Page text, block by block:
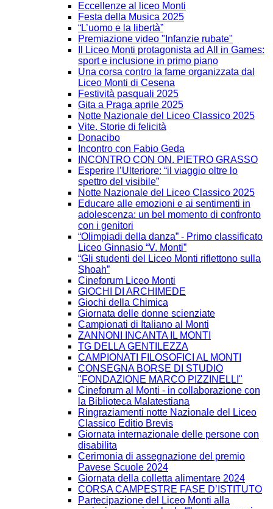
Eccellenze al liceo Monti
Festa della Musica 2025
“L’uomo e la libertà”
Premiazione video "Infanzie rubate"
Il Liceo Monti protagonista ad All in Games:
sport e inclusione in primo piano
Una corsa contro la fame organizzata dal
Liceo Monti di Cesena
Festività pasquali 2025
Gita a Praga aprile 2025
Notte Nazionale del Liceo Classico 2025
Vite. Storie di felicità
Donacibo
Incontro con Fabio Geda
INCONTRO CON ON. PIETRO GRASSO
Esperire l’Ulteriore: “il viaggio oltre lo
spettro del visibile”
Notte Nazionale del Liceo Classico 2025
Educare alle emozioni e ai sentimenti in
adolescenza: un bel momento di confronto
con i genitori
“Olimpiadi della danza” - Primo classificato
Liceo Ginnasio “V. Monti”
“Gli studenti del Liceo Monti riflettono sulla
Shoah”
Cineforum Liceo Monti
GIOCHI DI ARCHIMEDE
Giochi della Chimica
Giornata delle donne scienziate
Campionati di Italiano al Monti
ZANNONI INCANTA IL MONTI
TG DELLA GENTILEZZA
CAMPIONATI FILOSOFICI AL MONTI
CONSEGNA BORSE DI STUDIO
"FONDAZIONE MARCO PIZZINELLI"
Cineforum al Monti - in collaborazione con
la Biblioteca Malatestiana
Ringraziamenti notte Nazionale del Liceo
Classico Editio Brevis
Giornata internazionale delle persone con
disabilita
Cerimonia di assegnazione del premio
Pavese Scuole 2024
Giornata della colletta alimentare 2024
CORSA CAMPESTRE FASE D’ISTITUTO
Partecipazione del Liceo Monti alla